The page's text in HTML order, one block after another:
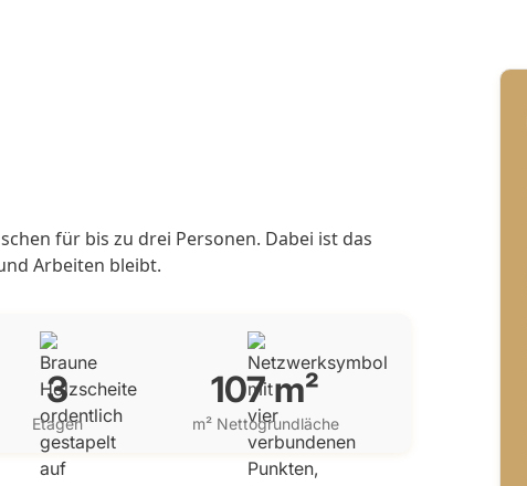
für bis zu drei Personen. Dabei ist das
Arbeiten bleibt.
3
Etagen
107 m²
m² Nettogrundläche